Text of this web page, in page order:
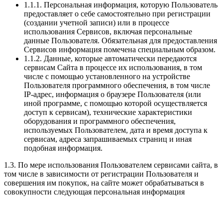
1.1.1. Персональная информация, которую Пользователь
предоставляет о себе самостоятельно при регистрации
(создании учетной записи) или в процессе
использования Сервисов, включая персональные
данные Пользователя. Обязательная для предоставления
Сервисов информация помечена специальным образом.
1.1.2. Данные, которые автоматически передаются
сервисам Сайта в процессе их использования, в том
числе с помощью установленного на устройстве
Пользователя программного обеспечения, в том числе
IP-адрес, информация о браузере Пользователя (или
иной программе, с помощью которой осуществляется
доступ к сервисам), технические характеристики
оборудования и программного обеспечения,
используемых Пользователем, дата и время доступа к
сервисам, адреса запрашиваемых страниц и иная
подобная информация.
1.3. По мере использования Пользователем сервисами сайта, в
том числе в зависимости от регистрации Пользователя и
совершения им покупок, на сайте может обрабатываться в
совокупности следующая персональная информация